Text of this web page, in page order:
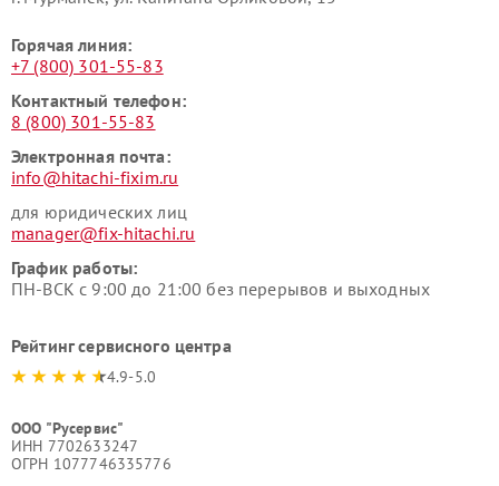
Горячая линия:
+7 (800) 301-55-83
Контактный телефон:
8 (800) 301-55-83
Электронная почта:
info@hitachi-fixim.ru
для юридических лиц
manager@fix-hitachi.ru
График работы:
ПН-ВСК с 9:00 до 21:00 без перерывов и выходных
Рейтинг сервисного центра
4.9-5.0
ООО "Русервис"
ИНН 7702633247
ОГРН 1077746335776